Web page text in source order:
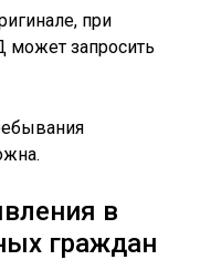
при
может запросить
в
граждан